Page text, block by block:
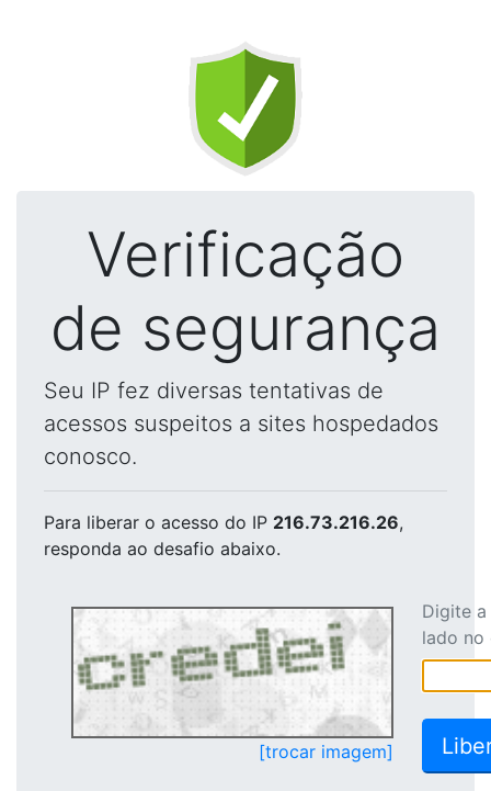
Verificação
de segurança
Seu IP fez diversas tentativas de
acessos suspeitos a sites hospedados
conosco.
Para liberar o acesso do IP 216.73.216.26,
responda ao desafio abaixo.
[trocar imagem]
Digite
lado no